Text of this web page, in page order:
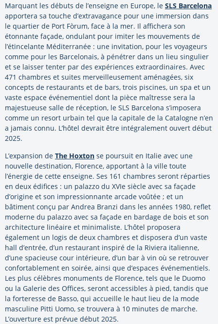
Marquant les débuts de l’enseigne en Europe, le SLS Barcelona
apportera sa touche d’extravagance pour une immersion dans
le quartier de Port Fòrum, face à la mer. Il affichera son
étonnante façade, ondulant pour imiter les mouvements de
l’étincelante Méditerranée : une invitation, pour les voyageurs
comme pour les Barcelonais, à pénétrer dans un lieu singulier
et se laisser tenter par des expériences extraordinaires. Avec
471 chambres et suites merveilleusement aménagées, six
concepts de restaurants et de bars, trois piscines, un spa et un
vaste espace événementiel dont la pièce maîtresse sera la
majestueuse salle de réception, le SLS Barcelona s’imposera
comme un resort urbain tel que la capitale de la Catalogne n’en
a jamais connu. L’hôtel devrait être intégralement ouvert début
2025.
L’expansion de The Hoxton se poursuit en Italie avec une
nouvelle destination, Florence, apportant à la ville toute
l’énergie de cette enseigne. Ses 161 chambres seront réparties
en deux édifices : un palazzo du XVIe siècle avec sa façade
d’origine et son impressionnante arcade voûtée ; et un
bâtiment conçu par Andrea Branzi dans les années 1980, reflet
moderne du palazzo avec sa façade en bardage de bois et son
architecture linéaire et minimaliste. L’hôtel proposera
également un logis de deux chambres et disposera d’un vaste
hall d’entrée, d’un restaurant inspiré de la Riviera italienne,
d’une spacieuse cour intérieure, d’un bar à vin où se retrouver
confortablement en soirée, ainsi que d’espaces événementiels.
Les plus célèbres monuments de Florence, tels que le Duomo
ou la Galerie des Offices, seront accessibles à pied, tandis que
la forteresse de Basso, qui accueille le haut lieu de la mode
masculine Pitti Uomo, se trouvera à 10 minutes de marche.
L’ouverture est prévue début 2025.